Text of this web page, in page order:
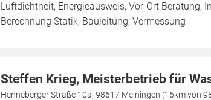
Luftdichtheit, Energieausweis, Vor-Ort Beratung,
Berechnung Statik, Bauleitung, Vermessung
Steffen Krieg, Meisterbetrieb für
Henneberger Straße 10a, 98617 Meiningen (16km von